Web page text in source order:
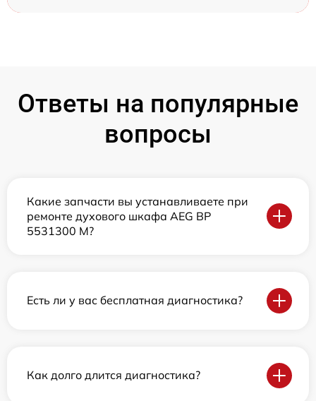
Ответы на популярные
вопросы
Какие запчасти вы устанавливаете при
ремонте духового шкафа AEG BP
5531300 M?
Есть ли у вас бесплатная диагностика?
Как долго длится диагностика?